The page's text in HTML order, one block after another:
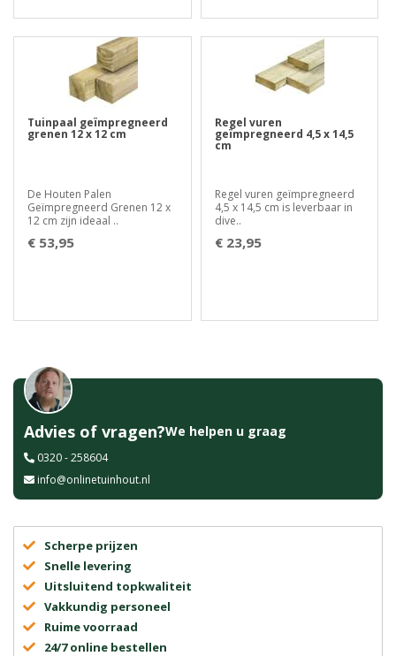
Tuinpaal geïmpregneerd
grenen 12 x 12 cm
De Houten Palen
Geïmpregneerd Grenen 12 x
12 cm zijn ideaal ..
€ 53,95
Regel vuren
geïmpregneerd 4,5 x 14,5
cm
Regel vuren geïmpregneerd
4,5 x 14,5 cm is leverbaar in
dive..
€ 23,95
Advies of vragen?We helpen u graag
0320 - 258604
info@onlinetuinhout.nl
Scherpe prijzen
Snelle levering
Uitsluitend topkwaliteit
Vakkundig personeel
Ruime voorraad
24/7 online bestellen